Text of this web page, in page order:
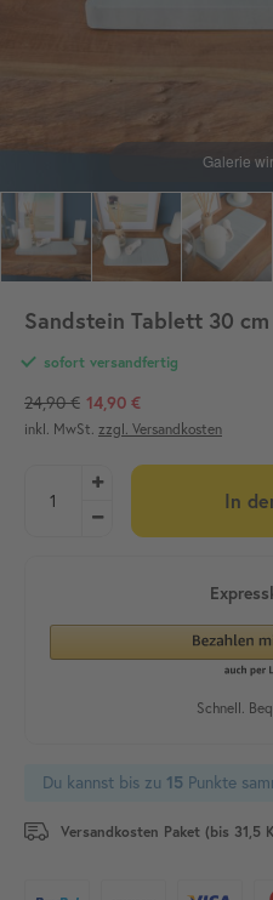
Sandstein Tablett 30
sofort versandfertig
24,90 € 14,90 €
inkl. MwSt. zzgl. Versandkosten
In
Du kannst bis zu 15 Punkte
Versandkosten Paket (bis 31,5